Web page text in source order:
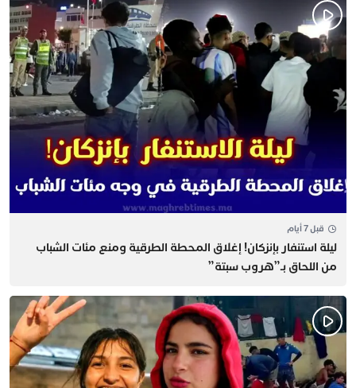
قبل 7 أيام
​ليلة استنفار بإنزكان! إغلاق المحطة الطرقية ومنع مئات الشباب
من اللحاق بـ”هروب سبتة”